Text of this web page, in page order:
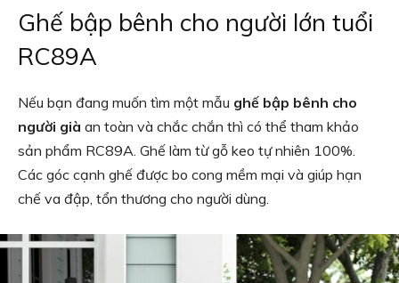
Ghế bập bênh cho người lớn tuổi
RC89A
Nếu bạn đang muốn tìm một mẫu ghế bập bênh cho
người già an toàn và chắc chắn thì có thể tham khảo
sản phẩm RC89A. Ghế làm từ gỗ keo tự nhiên 100%.
Các góc cạnh ghế được bo cong mềm mại và giúp hạn
chế va đập, tổn thương cho người dùng.